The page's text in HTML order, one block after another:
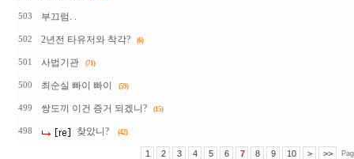
503 부끄럼. .
502 2년전 타유저와 착각? (6)
501 사법기관 (71)
500 최순실 빠이 빠이 (59)
499 쌍도끼 이건 증거 되겠니? (15)
498 찾았니? (42)
1 2 3 4 5 6 7 8 9 10 > >>